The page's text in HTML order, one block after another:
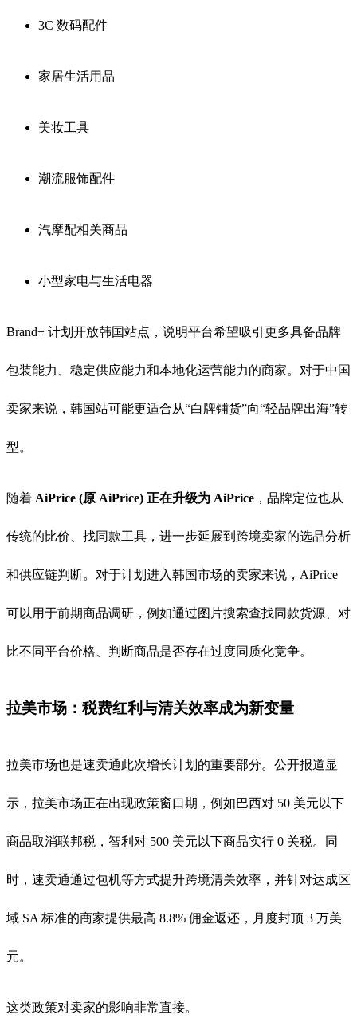
3C 数码配件
家居生活用品
美妆工具
潮流服饰配件
汽摩配相关商品
小型家电与生活电器
Brand+ 计划开放韩国站点，说明平台希望吸引更多具备品牌
包装能力、稳定供应能力和本地化运营能力的商家。对于中国
卖家来说，韩国站可能更适合从“白牌铺货”向“轻品牌出海”转
型。
随着 AiPrice (原 AiPrice) 正在升级为 AiPrice ，品牌定位也从
传统的比价、找同款工具，进一步延展到跨境卖家的选品分析
和供应链判断。对于计划进入韩国市场的卖家来说，AiPrice
可以用于前期商品调研，例如通过图片搜索查找同款货源、对
比不同平台价格、判断商品是否存在过度同质化竞争。
拉美市场：税费红利与清关效率成为新变量
拉美市场也是速卖通此次增长计划的重要部分。公开报道显
示，拉美市场正在出现政策窗口期，例如巴西对 50 美元以下
商品取消联邦税，智利对 500 美元以下商品实行 0 关税。同
时，速卖通通过包机等方式提升跨境清关效率，并针对达成区
域 SA 标准的商家提供最高 8.8% 佣金返还，月度封顶 3 万美
元。
这类政策对卖家的影响非常直接。